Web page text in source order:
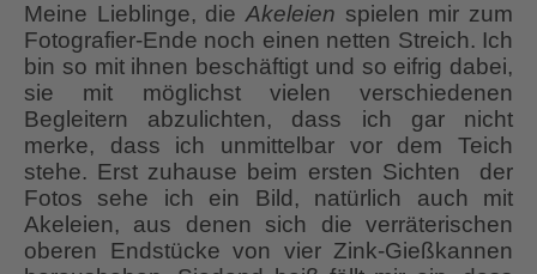
Meine Lieblinge, dieAkeleien spielen mir zum
Fotografier-Ende noch einen netten Streich. Ich
bin so mit ihnen beschäftigt und so eifrig dabei,
sie mit möglichst vielen verschiedenen
Begleitern abzulichten, dass ich gar nicht
merke, dass ich unmittelbar vor dem Teich
stehe. Erst zuhause beim ersten Sichten der
Fotos sehe ich ein Bild, natürlich auch mit
Akeleien, aus denen sich die verräterischen
oberen Endstücke von vier Zink-Gießkannen